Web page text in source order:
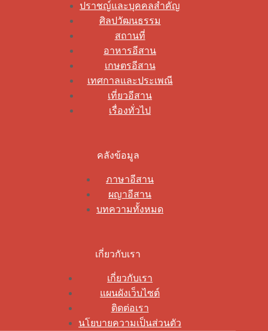
ปราชญ์และบุคคลสำคัญ
ศิลปวัฒนธรรม
สถานที่
อาหารอีสาน
เกษตรอีสาน
เทศกาลและประเพณี
เที่ยวอีสาน
เรื่องทั่วไป
คลังข้อมูล
ภาษาอีสาน
ผญาอีสาน
บทความทั้งหมด
เกี่ยวกับเรา
เกี่ยวกับเรา
แผนผังเว็บไซต์
ติดต่อเรา
นโยบายความเป็นส่วนตัว